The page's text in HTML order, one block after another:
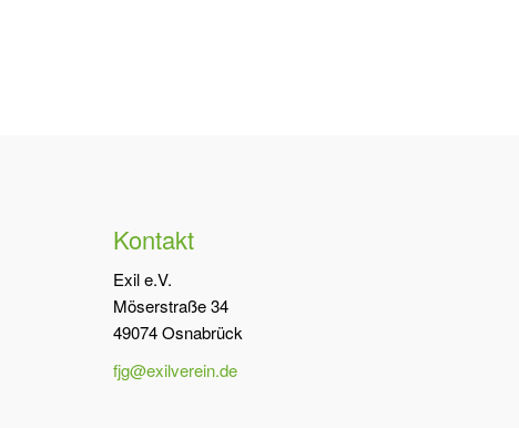
Kontakt
Exil e.V.
Möserstraße 34
49074 Osnabrück
fjg@exilverein.de